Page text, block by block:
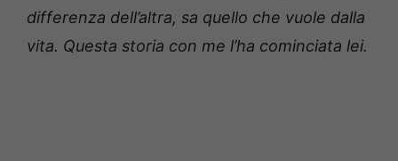
differenza dell’altra, sa quello che vuole dalla
vita. Questa storia con me l’ha cominciata lei.